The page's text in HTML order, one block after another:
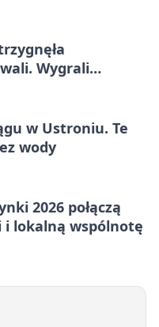
Wygrali
w Ustroniu. Te
wody
2026 połączą
lokalną wspólnotę